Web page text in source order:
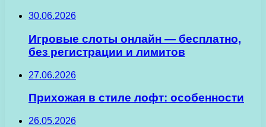
30.06.2026
Игровые слоты онлайн — бесплатно,
без регистрации и лимитов
27.06.2026
Прихожая в стиле лофт: особенности
26.05.2026